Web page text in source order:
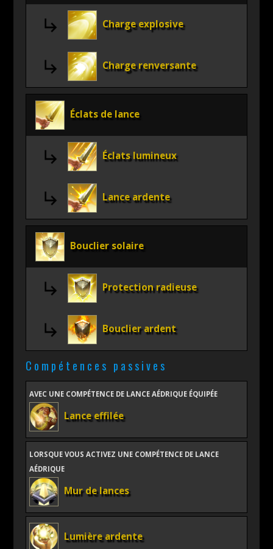
Charge explosive
Charge renversante
Éclats de lance
Éclats lumineux
Lance ardente
Bouclier solaire
Protection radieuse
Bouclier ardent
Compétences passives
AVEC UNE COMPÉTENCE DE LANCE AÉDRIQUE ÉQUIPÉE
Lance effilée
LORSQUE VOUS ACTIVEZ UNE COMPÉTENCE DE LANCE
AÉDRIQUE
Mur de lances
Lumière ardente